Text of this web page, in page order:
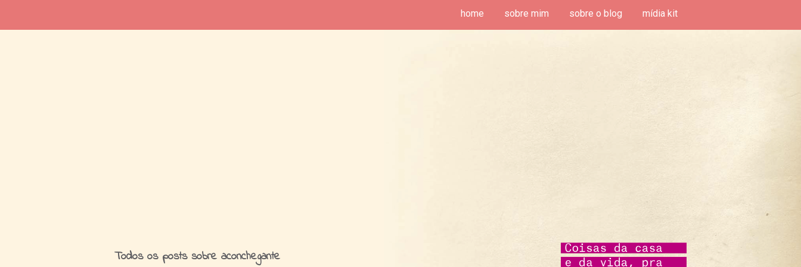
home sobre mim sobre o blog mídia kit
Todos os posts sobre aconchegante